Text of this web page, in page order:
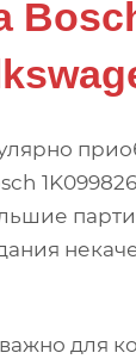
важно для